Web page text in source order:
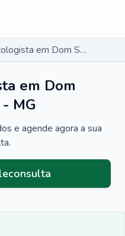
Reumatologista em Dom Silvério - MG
em Dom
MG
e agende agora a sua